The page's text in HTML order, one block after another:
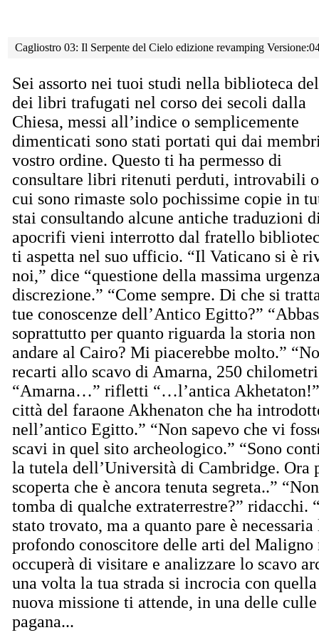
Cagliostro 03: Il Serpente del Cielo edizione revamping
Sei assorto nei tuoi studi nella biblioteca
dei libri trafugati nel corso dei secoli dalla
Chiesa, messi all’indice o semplicemente
dimenticati sono stati portati qui dai
vostro ordine. Questo ti ha permesso di
consultare libri ritenuti perduti, introvabili
cui sono rimaste solo pochissime copie in
stai consultando alcune antiche traduzioni
apocrifi vieni interrotto dal fratello
ti aspetta nel suo ufficio. “Il Vaticano si è
noi,” dice “questione della massima
discrezione.” “Come sempre. Di che si
tue conoscenze dell’Antico Egitto?”
soprattutto per quanto riguarda la storia
andare al Cairo? Mi piacerebbe molto.”
recarti allo scavo di Amarna, 250
“Amarna…” rifletti “…l’antica Akhetaton!”
città del faraone Akhenaton che ha
nell’antico Egitto.” “Non sapevo che vi
scavi in quel sito archeologico.” “Sono
la tutela dell’Università di Cambridge. Ora
scoperta che è ancora tenuta segreta..”
tomba di qualche extraterrestre?” ridacchi.
stato trovato, ma a quanto pare è
profondo conoscitore delle arti del Maligno
occuperà di visitare e analizzare lo scavo
una volta la tua strada si incrocia con
nuova missione ti attende, in una delle
pagana...